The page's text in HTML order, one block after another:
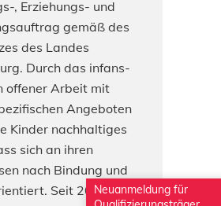
, Erziehungs- und
gemäß des
des Landes
Durch das infans-
offener Arbeit mit
Angeboten
Kinder nachhaltiges
sich an ihren
nach Bindung und
Seit 2012 istNeuanmeldung für